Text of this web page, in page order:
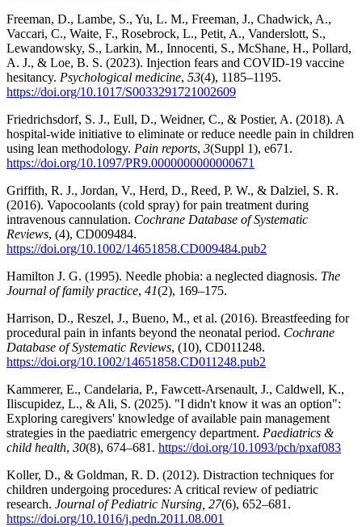
Freeman, D., Lambe, S., Yu, L. M., Freeman, J., Chadwick, A.,
Vaccari, C., Waite, F., Rosebrock, L., Petit, A., Vanderslott, S.,
Lewandowsky, S., Larkin, M., Innocenti, S., McShane, H., Pollard,
A. J., & Loe, B. S. (2023). Injection fears and COVID-19 vaccine
hesitancy. Psychological medicine, 53(4), 1185–1195.
https://doi.org/10.1017/S0033291721002609
Friedrichsdorf, S. J., Eull, D., Weidner, C., & Postier, A. (2018). A
hospital-wide initiative to eliminate or reduce needle pain in children
using lean methodology. Pain reports, 3(Suppl 1), e671.
https://doi.org/10.1097/PR9.0000000000000671
Griffith, R. J., Jordan, V., Herd, D., Reed, P. W., & Dalziel, S. R.
(2016). Vapocoolants (cold spray) for pain treatment during
intravenous cannulation. Cochrane Database of Systematic
Reviews, (4), CD009484.
https://doi.org/10.1002/14651858.CD009484.pub2
Hamilton J. G. (1995). Needle phobia: a neglected diagnosis. The
Journal of family practice, 41(2), 169–175.
Harrison, D., Reszel, J., Bueno, M., et al. (2016). Breastfeeding for
procedural pain in infants beyond the neonatal period. Cochrane
Database of Systematic Reviews, (10), CD011248.
https://doi.org/10.1002/14651858.CD011248.pub2
Kammerer, E., Candelaria, P., Fawcett-Arsenault, J., Caldwell, K.,
Iliscupidez, L., & Ali, S. (2025). "I didn't know it was an option":
Exploring caregivers' knowledge of available pain management
strategies in the paediatric emergency department. Paediatrics &
child health, 30(8), 674–681. https://doi.org/10.1093/pch/pxaf083
Koller, D., & Goldman, R. D. (2012). Distraction techniques for
children undergoing procedures: A critical review of pediatric
research. Journal of Pediatric Nursing, 27(6), 652–681.
https://doi.org/10.1016/j.pedn.2011.08.001